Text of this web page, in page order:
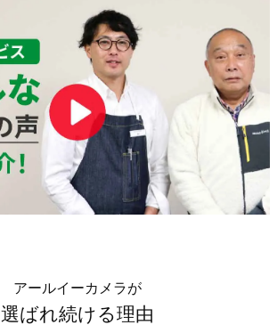
アールイーカメラが
選ばれ続ける理由